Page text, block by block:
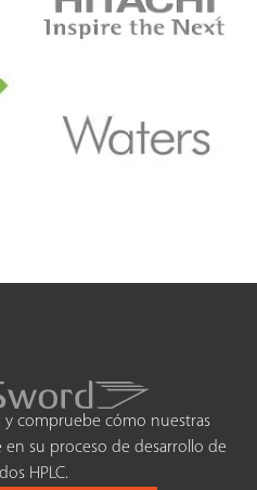
y compruebe cómo nuestras
su proceso de desarrollo de
HPLC.